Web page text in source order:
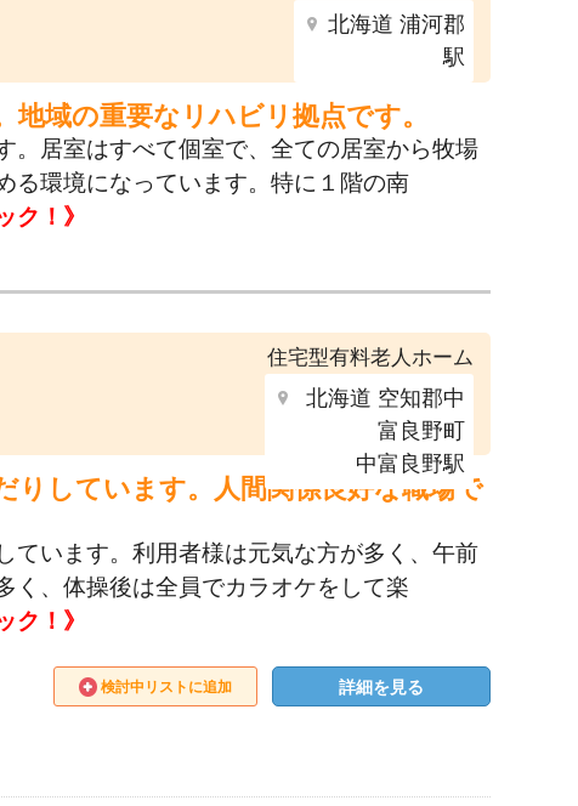
北海道 浦河郡
駅
域の重要なリハビリ拠点です。
。居室はすべて個室で、全ての居室から牧場
る環境になっています。特に１階の南
！》
住宅型有料老人ホーム
北海道 空知郡中
富良野町
中富良野駅
りしています。人間関係良好な職場で
ています。利用者様は元気な方が多く、午前
く、体操後は全員でカラオケをして楽
！》
検討中リストに追加 詳細を見る